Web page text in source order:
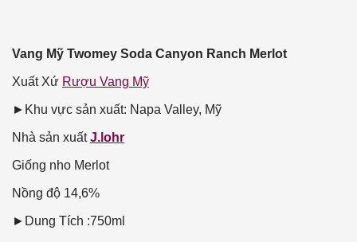
Vang Mỹ Twomey Soda Canyon Ranch Merlot
Xuất Xứ Rượu Vang Mỹ
►Khu vực sản xuất: Napa Valley, Mỹ
Nhà sản xuất J.lohr
Giống nho Merlot
Nồng độ 14,6%
►Dung Tích :750ml